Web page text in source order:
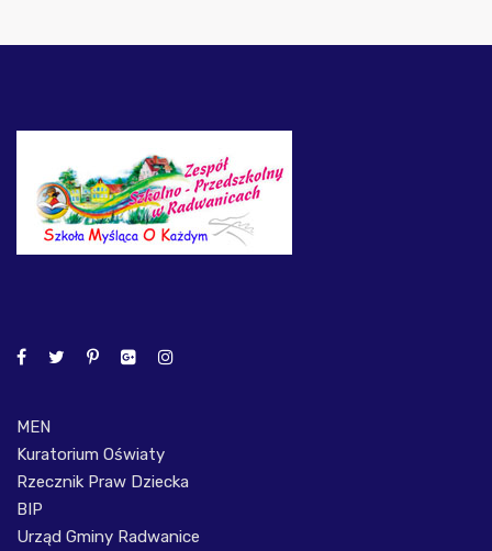
MEN
Kuratorium Oświaty
Rzecznik Praw Dziecka
BIP
Urząd Gminy Radwanice